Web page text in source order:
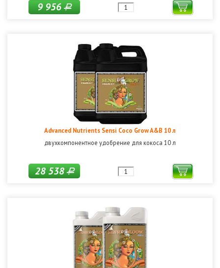
9 956Р
Advanced Nutrients Sensi Coco Grow A&B 10 л
двухкомпонентное удобрение для кокоса 10 л
28 538Р